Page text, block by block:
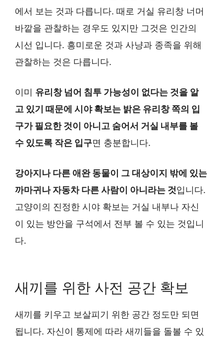
에서 보는 것과 다릅니다. 때로 거실 유리창 너머
바깥을 관찰하는 경우도 있지만 그것은 인간의
시선 입니다. 흥미로운 것과 사냥과 종족을 위해
관찰하는 것은 다릅니다.
이미 유리창 넘어 침투 가능성이 없다는 것을 알
고 있기 때문에 시야 확보는 밝은 유리창 쪽의 입
구가 필요한 것이 아니고 숨어서 거실 내부를 볼
수 있도록 작은 입구면 충분합니다.
강아지나 다른 애완 동물이 그 대상이지 밖에 있는
까마귀나 자동차 다른 사람이 아니라는 것입니다.
고양이의 진정한 시야 확보는 거실 내부나 자신
이 있는 방안을 구석에서 전부 볼 수 있는 것입니
다.
새끼를 위한 사전 공간 확보
새끼를 키우고 보살피기 위한 공간 정도만 되면
됩니다. 자신이 통제에 따라 새끼들을 돌볼 수 있